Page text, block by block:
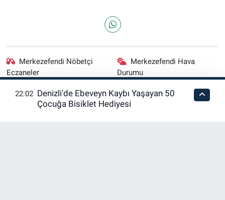
Merkezefendi Nöbetçi
Eczaneler
Merkezefendi Hava
Durumu
Merkezefendi Trafik
Yoğunluk Haritası
Puan Durumu ve Fikstür
22:02 Denizli'de Ebeveyn Kaybı Yaşayan 50
Çocuğa Bisiklet Hediyesi